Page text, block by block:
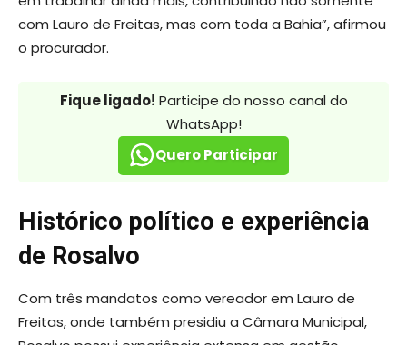
com Lauro de Freitas, mas com toda a Bahia”, afirmou
o procurador.
Fique ligado! Participe do nosso canal do
WhatsApp!
Quero Participar
Histórico político e experiência
de Rosalvo
Com três mandatos como vereador em Lauro de
Freitas, onde também presidiu a Câmara Municipal,